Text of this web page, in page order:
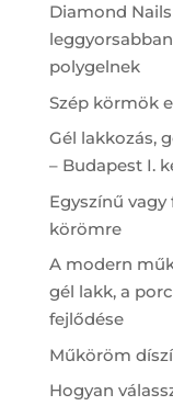
Diamond
polygelnek
Szép körmök
Gél lakkozás,
– Budapest I.
Egyszínű
körömre
A modern
gél lakk, a
fejlődése
Műköröm
Hogyan